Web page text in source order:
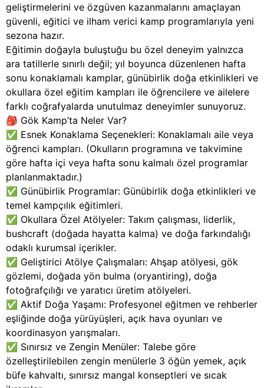
geliştirmelerini ve özgüven kazanmalarını amaçlayan
güvenli, eğitici ve ilham verici kamp programlarıyla yeni
sezona hazır.
Eğitimin doğayla buluştuğu bu özel deneyim yalnızca
ara tatillerle sınırlı değil; yıl boyunca düzenlenen hafta
sonu konaklamalı kamplar, günübirlik doğa etkinlikleri ve
okullara özel eğitim kampları ile öğrencilere ve ailelere
farklı coğrafyalarda unutulmaz deneyimler sunuyoruz.
🎒 Gök Kamp’ta Neler Var?
✅ Esnek Konaklama Seçenekleri: Konaklamalı aile veya
öğrenci kampları. (Okulların programına ve takvimine
göre hafta içi veya hafta sonu kalmalı özel programlar
planlanmaktadır.)
✅ Günübirlik Programlar: Günübirlik doğa etkinlikleri ve
temel kampçılık eğitimleri.
✅ Okullara Özel Atölyeler: Takım çalışması, liderlik,
bushcraft (doğada hayatta kalma) ve doğa farkındalığı
odaklı kurumsal içerikler.
✅ Geliştirici Atölye Çalışmaları: Ahşap atölyesi, gök
gözlemi, doğada yön bulma (oryantiring), doğa
fotoğrafçılığı ve yaratıcı üretim atölyeleri.
✅ Aktif Doğa Yaşamı: Profesyonel eğitmen ve rehberler
eşliğinde doğa yürüyüşleri, açık hava oyunları ve
koordinasyon yarışmaları.
✅ Sınırsız ve Zengin Menüler: Talebe göre
özelleştirilebilen zengin menülerle 3 öğün yemek, açık
büfe kahvaltı, sınırsız mangal konseptleri ve sıcak